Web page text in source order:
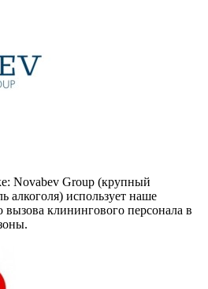
Novabev Group (крупный
алкоголя) использует наше
клинингового персонала в